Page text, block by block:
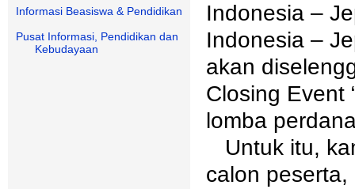
Informasi Beasiswa & Pendidikan
Pusat Informasi, Pendidikan dan
Kebudayaan
Indonesia –
Indonesia –
akan
Closing Event
lomba
Untuk itu,
calon